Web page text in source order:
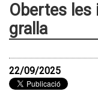
Obertes
gralla
22/09/2025